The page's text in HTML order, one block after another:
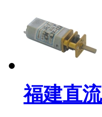
福建直